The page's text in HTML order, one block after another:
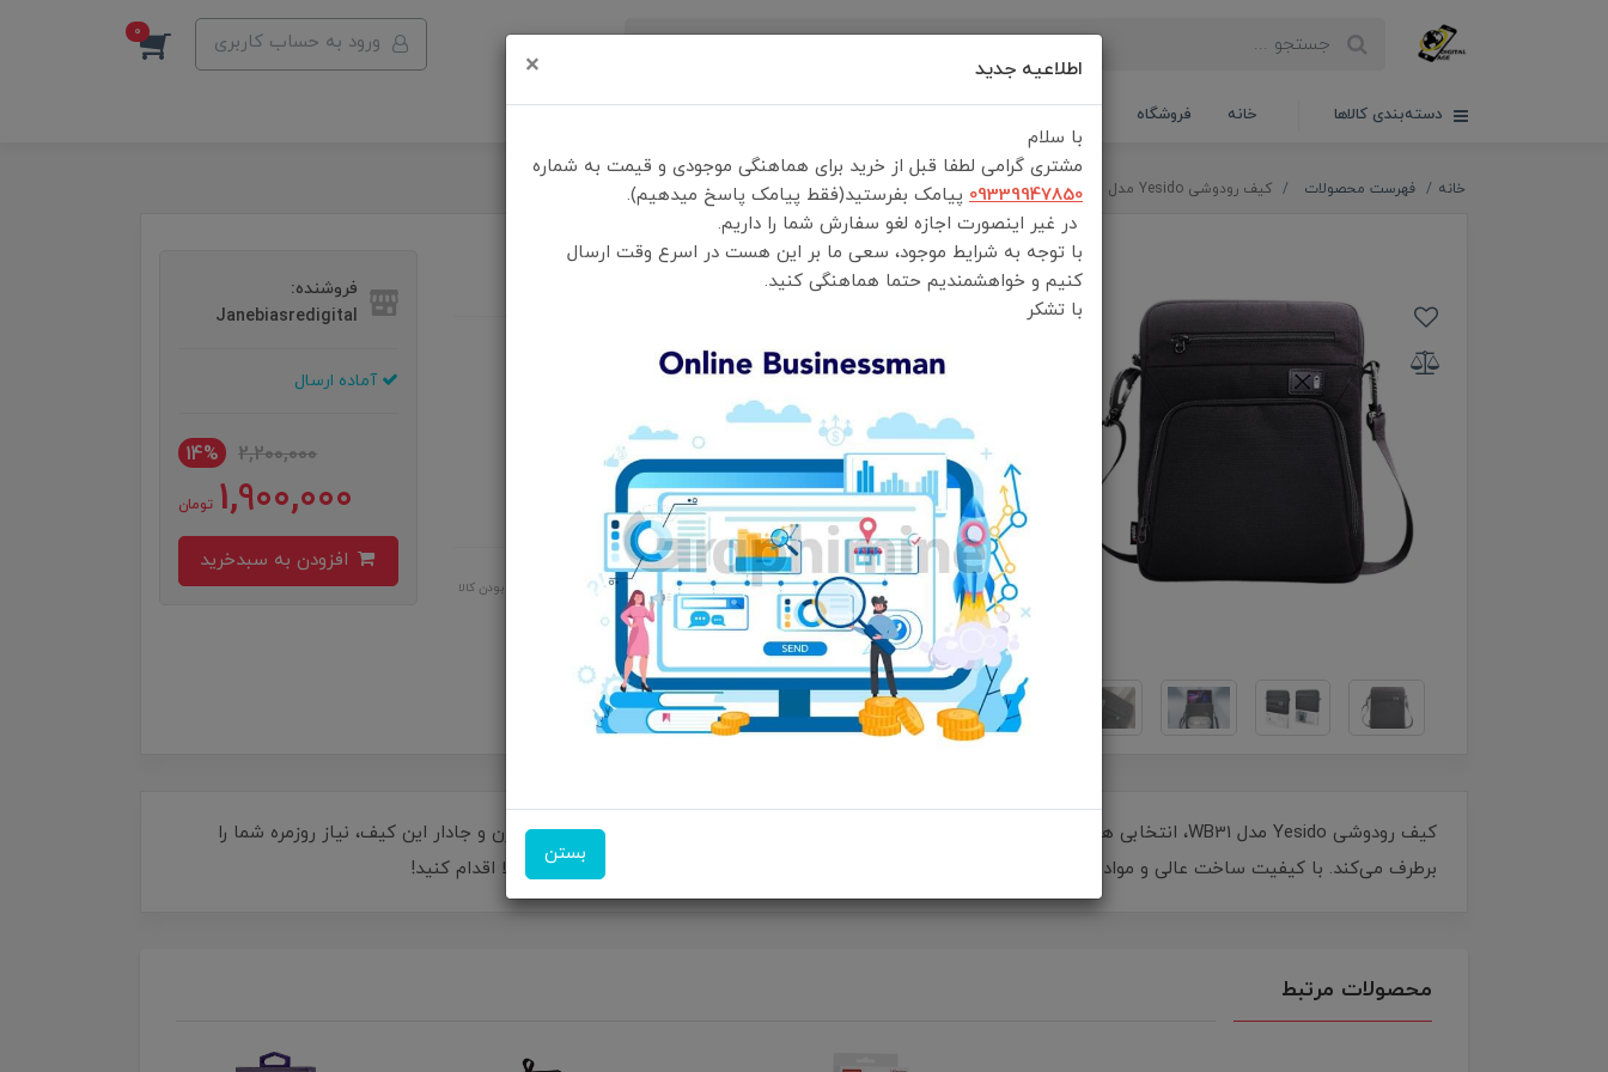
ورود به حساب کاربری 0
دسته‌بندی کالاها خانه فروشگاه
خانه فهرست محصولات کیف رودوشی Yesido مدل WB31
کیف رودوشی Yesido مدل WB31
انتخاب رنگ: مشکی
انتخاب گارانتی: ضمانت سلامت و اصالت کالا
امکان تحویل اکسپرس امکان پرداخت در محل ضمانت اصل بودن کالا
فروشنده:
Janebiasredigital
آماده ارسال
2,200,000
14%
1,900,000 تومان
کیف رودوشی Yesido مدل WB31، انتخابی هوشمندانه برای افرادی که شیک‌پوشی و کارایی را همزمان می‌خواهند. طراحی مدرن و جادار این کیف، نیاز روزمره شما را
برطرف می‌کند. با کیفیت ساخت عالی و مواد مقاوم، به راحتی وسایل خود را حمل کنید. فرصت را از دست ندهید و همین حالا اقدام کنید!
محصولات مرتبط
اطلاعیه جدید ×
با سلام
مشتری گرامی لطفا قبل از خرید برای هماهنگی موجودی و قیمت به شماره
09339947850 پیامک بفرستید(فقط پیامک پاسخ میدهیم).
در غیر اینصورت اجازه لغو سفارش شما را داریم.
با توجه به شرایط موجود، سعی ما بر این هست در اسرع وقت ارسال
کنیم و خواهشمندیم حتما هماهنگی کنید.
با تشکر
بستن